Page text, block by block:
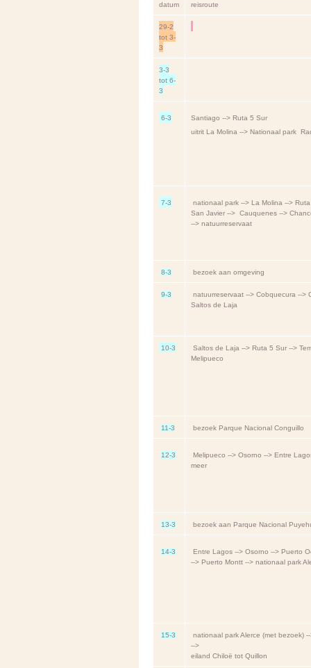
datum reisroute
29-2
tot 3-
3
3-3
tot 6-
3
6-3
Santiago --> Ruta 5 Sur
uitrit La Molina --> Nationaal park
7-3
nationaal park --> La Molina -->
San Javier --> Cauquenes -->
--> natuurreservaat
8-3 bezoek aan omgeving
9-3
natuurreservaat --> Cobquecura -->
Saltos de Laja
10-3
Saltos de Laja --> Ruta 5 Sur -->
Melipueco
11-3 bezoek Parque Nacional Conguillo
12-3
Melipueco --> Osorno --> Entre
meer
13-3 bezoek aan Parque Nacional
14-3
Entre Lagos --> Osorno --> Puerto
--> Puerto Montt --> nationaal park
15-3
nationaal park Alerce (met bezoek)
-->
eiland Chiloë tot Quillon